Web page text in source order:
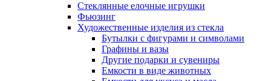
Стеклянные елочные игрушки
Фьюзинг
Художественные изделия из стекла
Бутылки с фигурами и символами
Графины и вазы
Другие подарки и сувениры
Емкости в виде животных